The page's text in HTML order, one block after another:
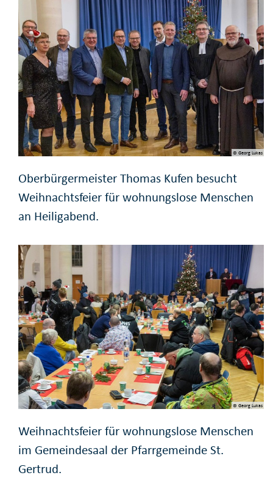
© Georg Lukas
Oberbürgermeister Thomas Kufen besucht
Weihnachtsfeier für wohnungslose Menschen
an Heiligabend.
© Georg Lukas
Weihnachtsfeier für wohnungslose Menschen
im Gemeindesaal der Pfarrgemeinde St.
Gertrud.